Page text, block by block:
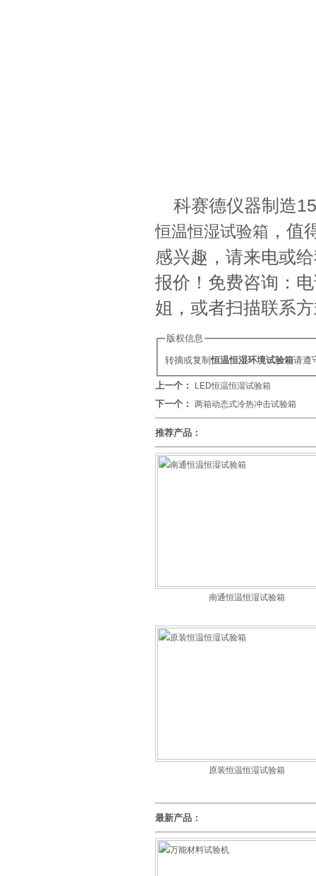
科赛德仪器制造
恒温恒湿试验箱 ，值
感兴趣，请来电或
报价！免费咨询：
姐，或者扫描联系
版权信息
转摘或复制恒温恒湿环境试验箱请遵
上一个： LED恒温恒湿试验箱
下一个： 两箱动态式冷热冲击试验箱
推荐产品：
南通恒温恒湿试验箱
原装恒温恒湿试验箱
最新产品：